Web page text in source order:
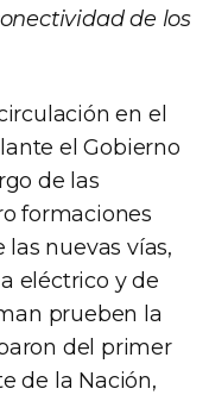
de los
en el
el Gobierno
de las
formaciones
nuevas vías,
eléctrico y de
prueben la
del primer
de la Nación,